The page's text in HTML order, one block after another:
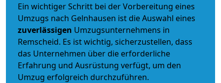
Ein wichtiger Schritt bei der Vorbereitung eines
Umzugs nach Gelnhausen ist die Auswahl eines
zuverlässigen Umzugsunternehmens in
Remscheid. Es ist wichtig, sicherzustellen, dass
das Unternehmen über die erforderliche
Erfahrung und Ausrüstung verfügt, um den
Umzug erfolgreich durchzuführen.